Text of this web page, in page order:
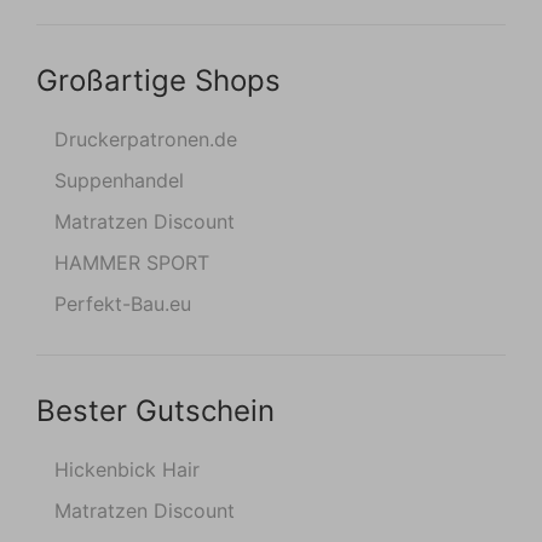
Großartige Shops
Druckerpatronen.de
Suppenhandel
Matratzen Discount
HAMMER SPORT
Perfekt-Bau.eu
Bester Gutschein
Hickenbick Hair
Matratzen Discount